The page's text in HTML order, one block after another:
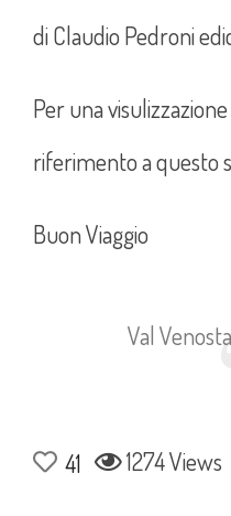
di Claudio Pedroni
Per una
riferimento a questo
Buon Viaggio
Val
41 1274 Views